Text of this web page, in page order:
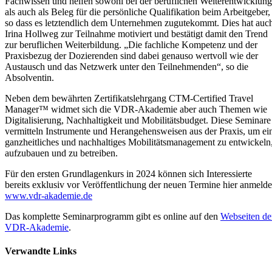
als auch als Beleg für die persönliche Qualifikation beim Arbeitgeber,
so dass es letztendlich dem Unternehmen zugutekommt. Dies hat
Irina Hollweg zur Teilnahme motiviert und bestätigt damit den Trend
zur beruflichen Weiterbildung. „Die fachliche Kompetenz und der
Praxisbezug der Dozierenden sind dabei genauso wertvoll wie der
Austausch und das Netzwerk unter den Teilnehmenden“, so die
Absolventin.
Neben dem bewährten Zertifikatslehrgang CTM-Certified Travel
Manager™ widmet sich die VDR-Akademie aber auch Themen wie
Digitalisierung, Nachhaltigkeit und Mobilitätsbudget. Diese Seminare
vermitteln Instrumente und Herangehensweisen aus der Praxis, um
ganzheitliches und nachhaltiges Mobilitätsmanagement zu
aufzubauen und zu betreiben.
Für den ersten Grundlagenkurs in 2024 können sich Interessierte
bereits exklusiv vor Veröffentlichung der neuen Termine hier
www.vdr-akademie.de
Das komplette Seminarprogramm gibt es online auf den Webseiten
VDR-Akademie.
Verwandte Links